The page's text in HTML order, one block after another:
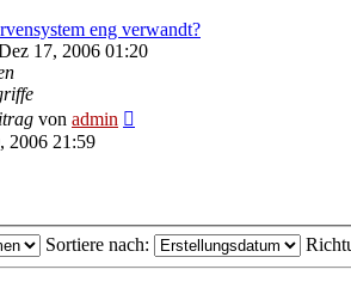
eng verwandt?
17, 2006 01:20
von admin
2006 21:59
Sortiere nach: